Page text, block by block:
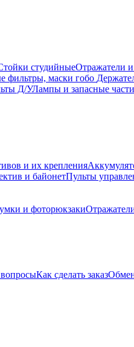
студийныеОтражатели
фильтры, маски гобо
Д/УЛампы и запасные части
и их крепления
и байонетПульты
и фоторюкзаки
вопросыКак сделать заказ